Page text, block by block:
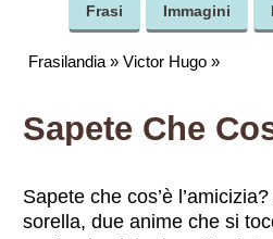
Frasi Immagini
Frasilandia »Victor Hugo »
Sapete che cos’è
sorella, due anime che si